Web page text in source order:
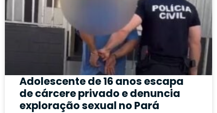
Adolescente de 16 anos escapa
de cárcere privado e denuncia
exploração sexual no Pará